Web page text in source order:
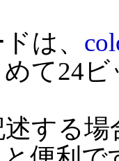
は、
て24
する